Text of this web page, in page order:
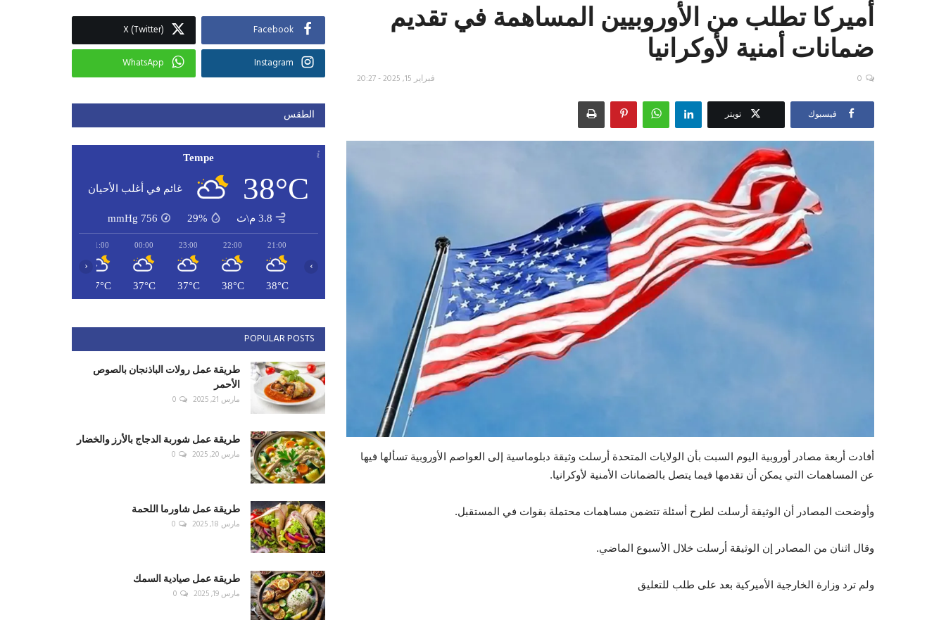
أميركا تطلب من الأوروبيين المساهمة في تقديم
ضمانات أمنية لأوكرانيا
فبراير 15, 2025 - 20:27 0
فيسبوك تويتر
أفادت أربعة مصادر أوروبية اليوم السبت بأن الولايات المتحدة أرسلت وثيقة دبلوماسية إلى العواصم الأوروبية تسألها فيها
عن المساهمات التي يمكن أن تقدمها فيما يتصل بالضمانات الأمنية لأوكرانيا.
وأوضحت المصادر أن الوثيقة أرسلت لطرح أسئلة تتضمن مساهمات محتملة بقوات في المستقبل.
وقال اثنان من المصادر إن الوثيقة أرسلت خلال الأسبوع الماضي.
ولم ترد وزارة الخارجية الأميركية بعد على طلب للتعليق
Facebook
X (Twitter)
Instagram
WhatsApp
الطقس
Tempe
38°C غائم في أغلب الأحيان
3.8 م\ث 29%
756
mmHg
21:00
38°C
22:00
38°C
23:00
37°C
00:00
37°C
01:00
37°C
‹ ›
POPULAR POSTS
طريقة عمل رولات الباذنجان بالصوص
الأحمر
مارس 21, 2025 0
طريقة عمل شوربة الدجاج بالأرز والخضار
مارس 20, 2025 0
طريقة عمل شاورما اللحمة
مارس 18, 2025 0
طريقة عمل صيادية السمك
مارس 19, 2025 0